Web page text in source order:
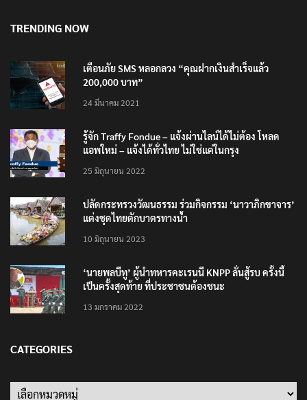
TRENDING NOW
เตือนภัย SMS หลอกลวง “คุณฝากเงินสำเร็จแล้ว
200,000 บาท”
24 มีนาคม 2021
รู้จัก Traffy Fondue – แจ้งผ่านไลน์ได้ไม่ต้อง โหลด
แอพใหม่ – แจ้งได้ทั่วไทย ไม่ใช่แค่ในกรุง
25 มิถุนายน 2022
ปลัดกระทรวงวัฒนธรรม ร่วมกิจกรรม ‘นาวาภิกขาจาร’
แต่งชุดไทยตักบาตรทางน้ำ
10 มิถุนายน 2023
‘นายพลบีทู’ ผู้นำทหารคะเรนนี KNPP ลั่นสู้รบ ครั้งนี้
เป็นครั้งสุดท้าย ที่ประชาชนต้องชนะ
13 มกราคม 2022
CATEGORIES